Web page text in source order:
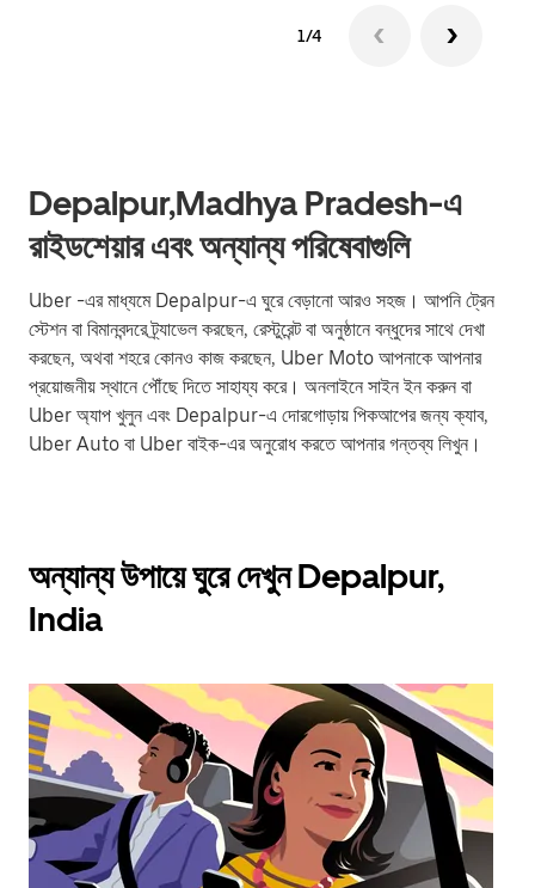
1/4
Depalpur,Madhya Pradesh-এ
রাইডশেয়ার এবং অন্যান্য পরিষেবাগুলি
Uber -এর মাধ্যমে Depalpur-এ ঘুরে বেড়ানো আরও সহজ। আপনি ট্রেন
স্টেশন বা বিমানবন্দরে ট্র্যাভেল করছেন, রেস্টুরেন্ট বা অনুষ্ঠানে বন্ধুদের সাথে দেখা
করছেন, অথবা শহরে কোনও কাজ করছেন, Uber Moto আপনাকে আপনার
প্রয়োজনীয় স্থানে পৌঁছে দিতে সাহায্য করে। অনলাইনে সাইন ইন করুন বা
Uber অ্যাপ খুলুন এবং Depalpur-এ দোরগোড়ায় পিকআপের জন্য ক্যাব,
Uber Auto বা Uber বাইক-এর অনুরোধ করতে আপনার গন্তব্য লিখুন।
অন্যান্য উপায়ে ঘুরে দেখুন Depalpur,
India